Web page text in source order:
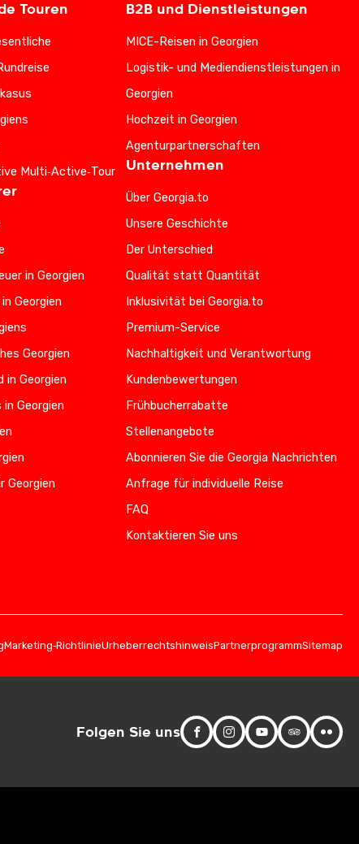
Touren
Multi‑Active‑Tour
in Georgien
Georgien
Georgien
in Georgien
in Georgien
Georgien
B2B und Dienstleistungen
MICE-Reisen in Georgien
Logistik- und Mediendienstleistungen in
Georgien
Hochzeit in Georgien
Agenturpartnerschaften
Unternehmen
Über Georgia.to
Unsere Geschichte
Der Unterschied
Qualität statt Quantität
Inklusivität bei Georgia.to
Premium-Service
Nachhaltigkeit und Verantwortung
Kundenbewertungen
Frühbucherrabatte
Stellenangebote
Abonnieren Sie die Georgia Nachrichten
Anfrage für individuelle Reise
FAQ
Kontaktieren Sie uns
Marketing‑RichtlinieUrheberrechtshinweisPartnerprogrammSitemap
Folgen Sie uns